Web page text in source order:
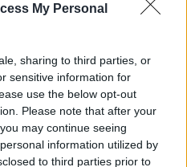
My Personal
sharing to third parties, or
sensitive information for
use the below opt-out
Please note that after your
may continue seeing
information utilized by
to third parties prior to
06:30
Vostro 3558 - Igásló
16:00